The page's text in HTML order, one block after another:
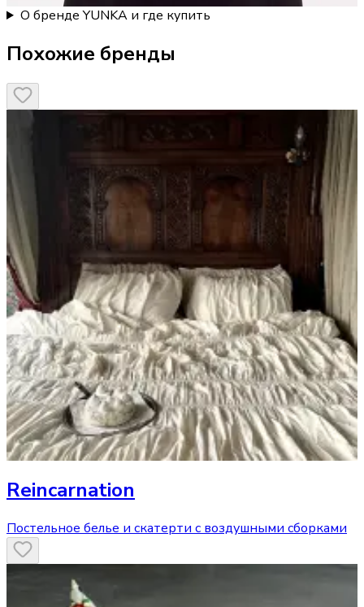
О бренде YUNKA и где купить
Похожие бренды
Reincarnation
Постельное белье и скатерти с воздушными сборками